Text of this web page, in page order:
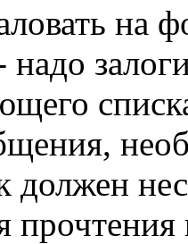
на
надо